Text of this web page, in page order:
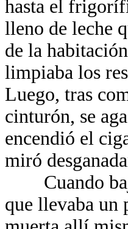
hasta el
lleno de leche
de la
limpiaba los
Luego, tras
cinturón, se
encendió el
miró
Cuando
que llevaba un